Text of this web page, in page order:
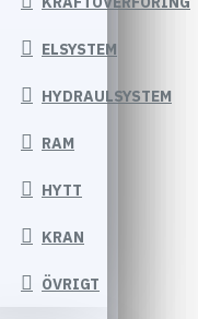
ELSYSTEM
HYDRAULSYSTEM
RAM
HYTT
KRAN
ÖVRIGT